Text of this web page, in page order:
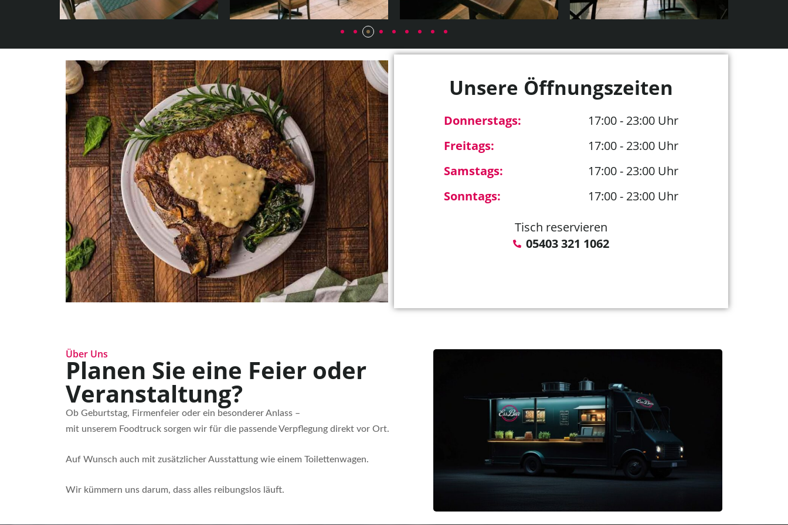
Unsere Öffnungszeiten
Donnerstags:
17:00 - 23:00 Uhr
Freitags:
17:00 - 23:00 Uhr
Samstags:
17:00 - 23:00 Uhr
Sonntags:
17:00 - 23:00 Uhr
Tisch reservieren
05403 321 1062
Über Uns
Planen Sie eine Feier oder
Veranstaltung?
Ob Geburtstag, Firmenfeier oder ein besonderer Anlass –
mit unserem Foodtruck sorgen wir für die passende Verpflegung direkt vor Ort.
Auf Wunsch auch mit zusätzlicher Ausstattung wie einem Toilettenwagen.
Wir kümmern uns darum, dass alles reibungslos läuft.